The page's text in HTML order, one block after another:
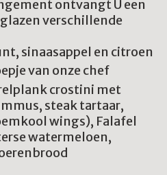
ontvangt U een
verschillende
sinaasappel en citroen
van onze chef
crostini met
steak tartaar,
wings), Falafel
watermeloen,